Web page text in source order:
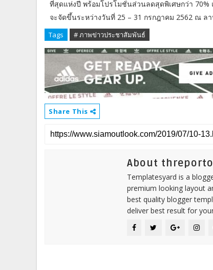
ที่สุดแห่งปี พร้อมโปรโมชั่นส่วนลดสุดพิเศษกว่า 70%
จะจัดขึ้นระหว่างวันที่ 25 – 31 กรกฎาคม 2562 ณ ล
Tags # ภาพข่าวประชาสัมพันธ์
Share This
About
Templatesyard is a
premium looking layout
best quality blogger
deliver best result for